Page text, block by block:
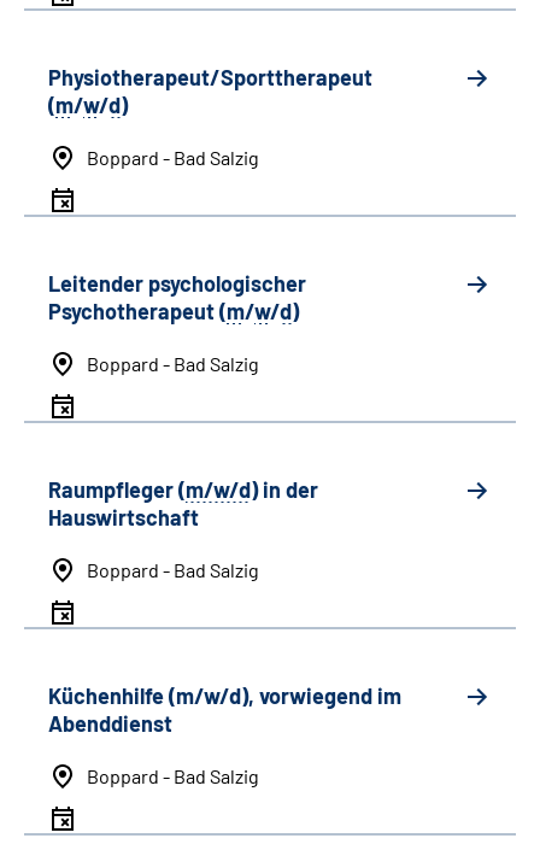
Physiotherapeut/Sporttherapeut
(m/w/d)
Boppard - Bad Salzig
Leitender psychologischer
Psychotherapeut (m/w/d)
Boppard - Bad Salzig
Raumpfleger (m/w/d) in der
Hauswirtschaft
Boppard - Bad Salzig
Küchenhilfe (m/w/d), vorwiegend im
Abenddienst
Boppard - Bad Salzig